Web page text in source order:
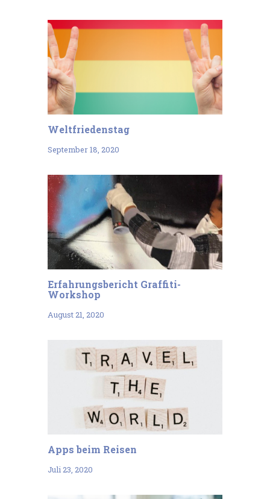
Weltfriedenstag
September 18, 2020
Erfahrungsbericht Graffiti-
Workshop
August 21, 2020
Apps beim Reisen
Juli 23, 2020